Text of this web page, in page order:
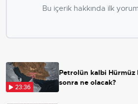
Bu içerik hakkında ilk
23:36
Petrolün kalbi Hürmüz
sonra ne olacak?